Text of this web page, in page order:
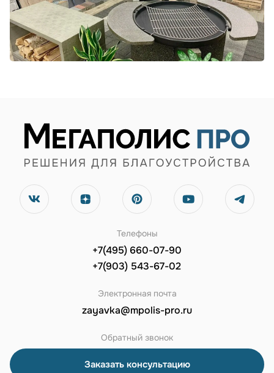
Телефоны
+7(495) 660-07-90
+7(903) 543-67-02
Электронная почта
zayavka@mpolis-pro.ru
Обратный звонок
Заказать консультацию